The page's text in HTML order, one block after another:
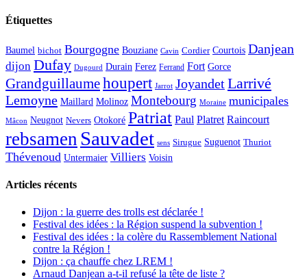
Étiquettes
Baumel bichot Bourgogne Bouziane Cavin Cordier Courtois Danjean
dijon Dufay Dugourd Durain Ferez Ferrand Fort Gorce
Grandguillaumehoupert Jarrot JoyandetLarrivé
Lemoyne Maillard Molinoz Montebourg Moraine municipales
Mâcon Neugnot Nevers Otokoré Patriat Paul Platret Raincourt
rebsamen Sauvadet sens Sirugue Suguenot Thuriot
Thévenoud Untermaier Villiers Voisin
Articles récents
Dijon : la guerre des trolls est déclarée !
Festival des idées : la Région suspend la subvention !
Festival des idées : la colère du Rassemblement National
contre la Région !
Dijon : ça chauffe chez LREM !
Arnaud Danjean a-t-il refusé la tête de liste ?